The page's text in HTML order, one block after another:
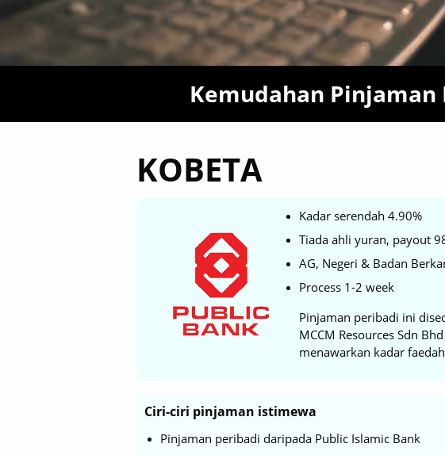
Kemudahan Pinjaman
KOBETA
Kadar serendah 4.90%
Tiada ahli yuran, payout
AG, Negeri & Badan
Process 1-2 week
Pinjaman peribadi ini
MCCM Resources Sdn
menawarkan kadar
Ciri-ciri pinjaman istimewa
Pinjaman peribadi daripada Public Islamic Bank